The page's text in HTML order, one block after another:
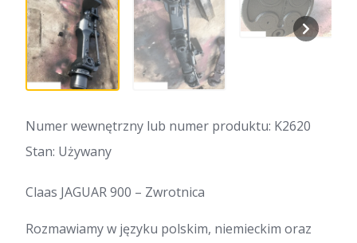
Numer wewnętrzny lub numer produktu: K2620
Stan: Używany
Claas JAGUAR 900 – Zwrotnica
Rozmawiamy w języku polskim, niemieckim oraz